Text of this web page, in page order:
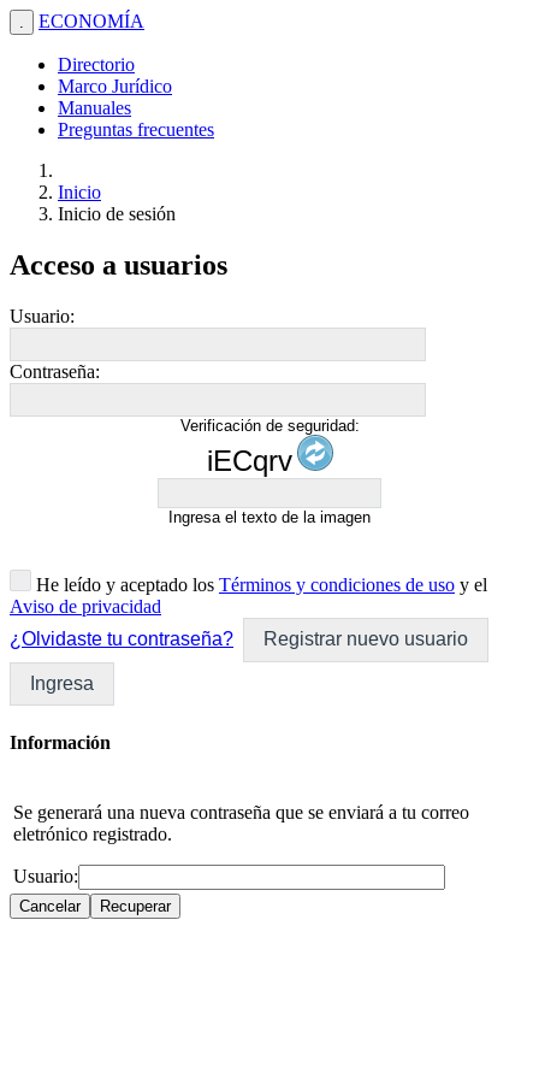
. ECONOMÍA
Directorio
Marco Jurídico
Manuales
Preguntas frecuentes
Inicio
Inicio de sesión
Acceso a usuarios
Usuario:
Contraseña:
Verificación de seguridad:
iECqrv
Ingresa el texto de la imagen
He leído y aceptado los Términos y condiciones de uso y el
Aviso de privacidad
¿Olvidaste tu contraseña?
Registrar nuevo usuario
Ingresa
Información
Se generará una nueva contraseña que se enviará a tu correo
eletrónico registrado.
Usuario: